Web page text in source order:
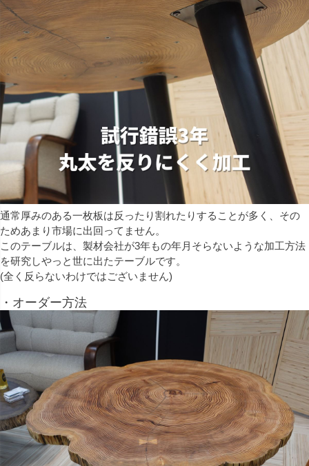
通常厚みのある一枚板は反ったり割れたりすることが多く、その
ためあまり市場に出回ってません。
このテーブルは、製材会社が3年もの年月そらないような加工方法
を研究しやっと世に出たテーブルです。
(全く反らないわけではございません)
・オーダー方法